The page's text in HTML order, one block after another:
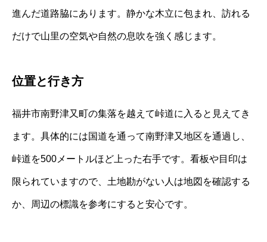
進んだ道路脇にあります。静かな木立に包まれ、訪れる
だけで山里の空気や自然の息吹を強く感じます。
位置と行き方
福井市南野津又町の集落を越えて峠道に入ると見えてき
ます。具体的には国道を通って南野津又地区を通過し、
峠道を500メートルほど上った右手です。看板や目印は
限られていますので、土地勘がない人は地図を確認する
か、周辺の標識を参考にすると安心です。